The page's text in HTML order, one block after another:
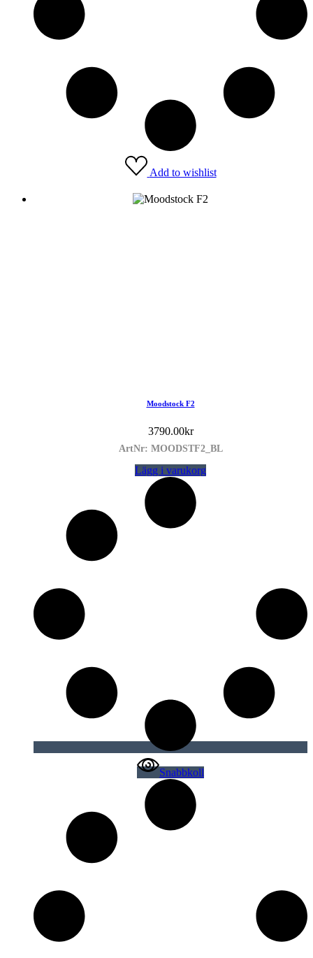
Add to wishlist
Moodstock F2
3790.00kr
ArtNr: MOODSTF2_BL
Lägg i varukorg
Snabbkoll